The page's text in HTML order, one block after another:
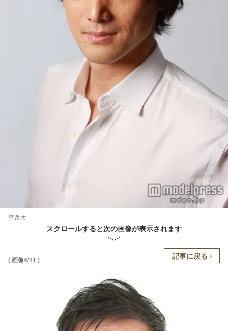
平岳大
スクロールすると次の画像が表示されます
( 画像4/11 ) 記事に戻る